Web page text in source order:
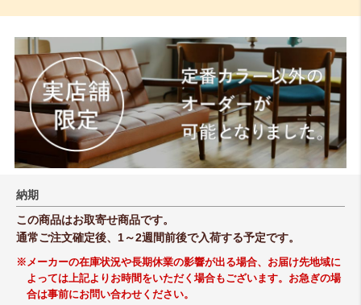
納期
この商品はお取寄せ商品です。
通常ご注文確定後、1～2週間前後で入荷する予定です。
※メーカーの在庫状況や長期休業の影響が出る場合、お届け先地域に
よっては上記よりお時間をいただく場合もございます。お急ぎの場
合は事前にお問い合わせください。